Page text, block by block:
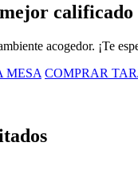
acogedor. ¡Te
MESA COMPRAR